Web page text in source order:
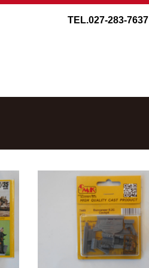
TEL.027-283-7637